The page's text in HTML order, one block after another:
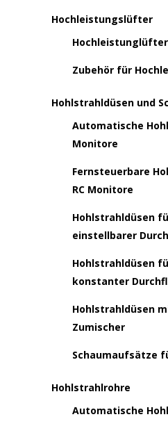
Hochleistungslüfter
Zubehör für
Hohlstrahldüsen und
Automatische
Monitore
Fernsteuerbare
RC Monitore
Hohlstrahldüsen
einstellbarer
Hohlstrahldüsen
konstanter
Hohlstrahldüsen
Zumischer
Schaumaufsätze
Hohlstrahlrohre
Automatische